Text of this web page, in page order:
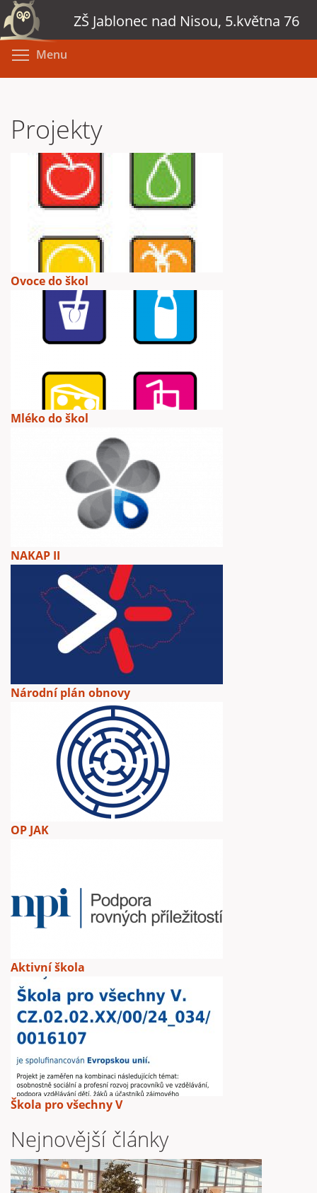
Přejít
k
hlavnímu
obsahu
ZŠ Jablonec nad Nisou, 5.května 76
Menu
Projekty
Ovoce do škol
Mléko do škol
NAKAP II
Národní plán obnovy
OP JAK
Aktivní škola
Škola pro všechny V
Nejnovější články